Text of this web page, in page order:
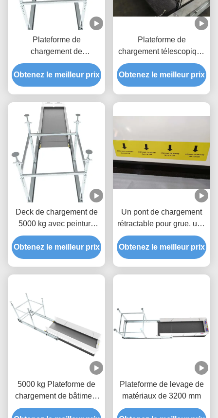
Plateforme de
chargement de
construction rétractable
de 2600 mm anti-
corrosion
Obtenez le meilleur prix
Plateforme de
chargement télescopique
de 2200 mm pour le
bâtiment
Obtenez le meilleur prix
Deck de chargement de
5000 kg avec peinture
époxy MLP2800-H
Obtenez le meilleur prix
Un pont de chargement
rétractable pour grue, une
plateforme de levage de
5000 kg
Obtenez le meilleur prix
5000 kg Plateforme de
chargement de bâtiment
Galvanisation à chaud
Plateforme de levage de
matériaux de 3200 mm